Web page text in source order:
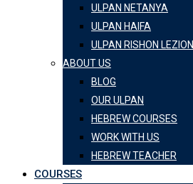
ULPAN NETANYA
ULPAN HAIFA
ULPAN RISHON LEZION
ABOUT US
BLOG
OUR ULPAN
HEBREW COURSES
WORK WITH US
HEBREW TEACHER
COURSES